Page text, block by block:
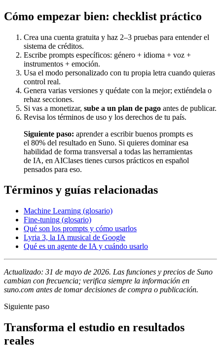
Cómo empezar bien: checklist práctico
Crea una cuenta gratuita y haz 2–3 pruebas para entender el
sistema de créditos.
Escribe prompts específicos: género + idioma + voz +
instrumentos + emoción.
Usa el modo personalizado con tu propia letra cuando quieras
control real.
Genera varias versiones y quédate con la mejor; extiéndela o
rehaz secciones.
Si vas a monetizar, sube a un plan de pago antes de publicar.
Revisa los términos de uso y los derechos de tu país.
Siguiente paso: aprender a escribir buenos prompts es
el 80% del resultado en Suno. Si quieres dominar esa
habilidad de forma transversal a todas las herramientas
de IA, en AIClases tienes cursos prácticos en español
pensados para eso.
Términos y guías relacionadas
Machine Learning (glosario)
Fine-tuning (glosario)
Qué son los prompts y cómo usarlos
Lyria 3, la IA musical de Google
Qué es un agente de IA y cuándo usarlo
Actualizado: 31 de mayo de 2026. Las funciones y precios de Suno
cambian con frecuencia; verifica siempre la información en
suno.com antes de tomar decisiones de compra o publicación.
Siguiente paso
Transforma el estudio en resultados
reales